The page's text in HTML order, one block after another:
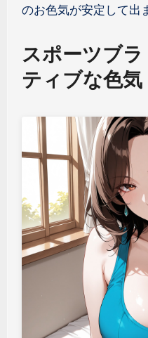
のお色気が安定して出
スポーツブ
ティブな色気